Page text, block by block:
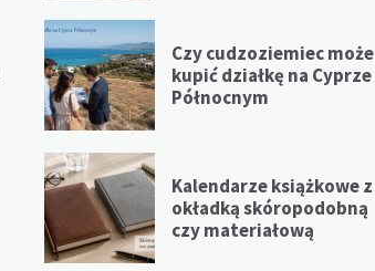
Czy cudzoziemiec może
kupić działkę na Cyprze
Północnym
Kalendarze książkowe z
okładką skóropodobną
czy materiałową